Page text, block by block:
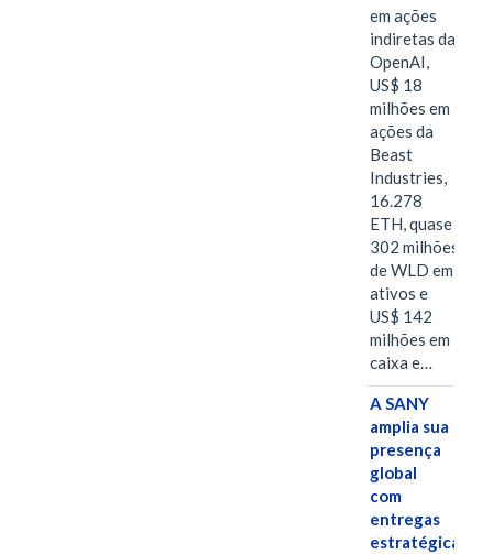
em ações
indiretas da
OpenAI,
US$ 18
milhões em
ações da
Beast
Industries,
16.278
ETH, quase
302 milhões
de WLD em
ativos e
US$ 142
milhões em
caixa e…
A SANY
amplia sua
presença
global
com
entregas
estratégicas